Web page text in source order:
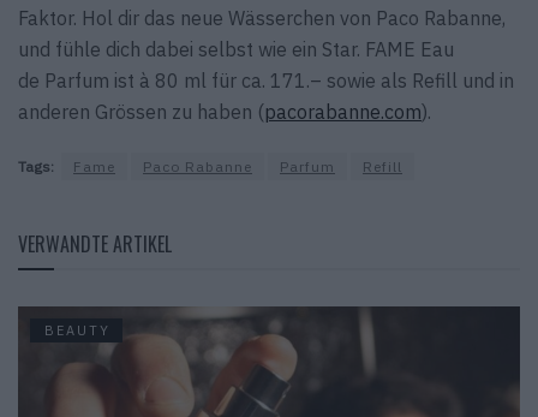
Faktor. Hol dir das neue Wässerchen von Paco Rabanne,
und fühle dich dabei selbst wie ein Star. FAME Eau
de Parfum ist à 80 ml für ca. 171.– sowie als Refill und in
anderen Grössen zu haben (pacorabanne.com).
Tags: Fame Paco Rabanne Parfum Refill
VERWANDTE ARTIKEL
BEAUTY